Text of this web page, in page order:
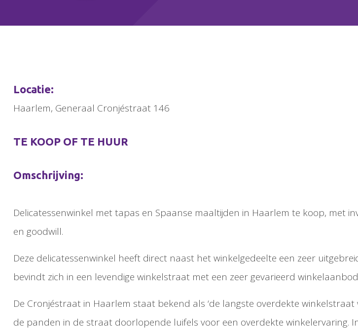
Locatie:
Haarlem, Generaal Cronjéstraat 146
TE KOOP OF TE HUUR
Omschrijving:
Delicatessenwinkel met tapas en Spaanse maaltijden in Haarlem te koop, met
en goodwill.
Deze delicatessenwinkel heeft direct naast het winkelgedeelte een zeer
bevindt zich in een levendige winkelstraat met een zeer gevarieerd
De Cronjéstraat in Haarlem staat bekend als ‘de langste overdekte
de panden in de straat doorlopende luifels voor een overdekte winkelervaring.